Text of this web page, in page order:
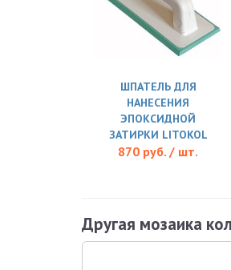
ШПАТЕЛЬ ДЛЯ
НАНЕСЕНИЯ
ЭПОКСИДНОЙ
ЗАТИРКИ LITOKOL
870 руб. / шт.
Другая мозаика